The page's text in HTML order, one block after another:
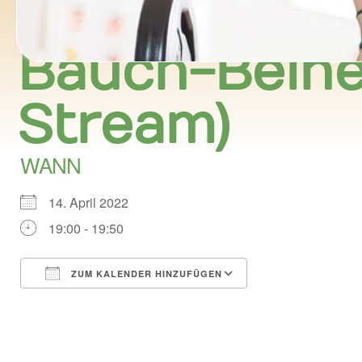
Bauch-
Stream)
WANN
14. April 2022
19:00 - 19:50
ZUM KALENDER HINZUFÜGEN